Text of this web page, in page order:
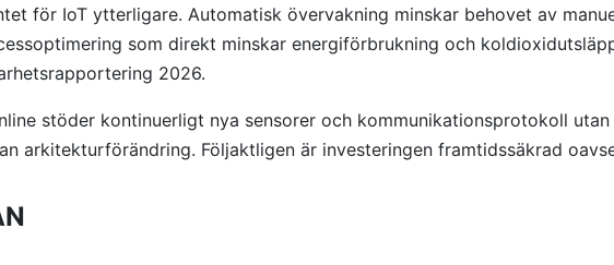
för IoT ytterligare. Automatisk övervakning minskar behovet av
som direkt minskar energiförbrukning och
2026.
stöder kontinuerligt nya sensorer och kommunikationsprotokoll
arkitekturförändring. Följaktligen är investeringen framtidssäkrad